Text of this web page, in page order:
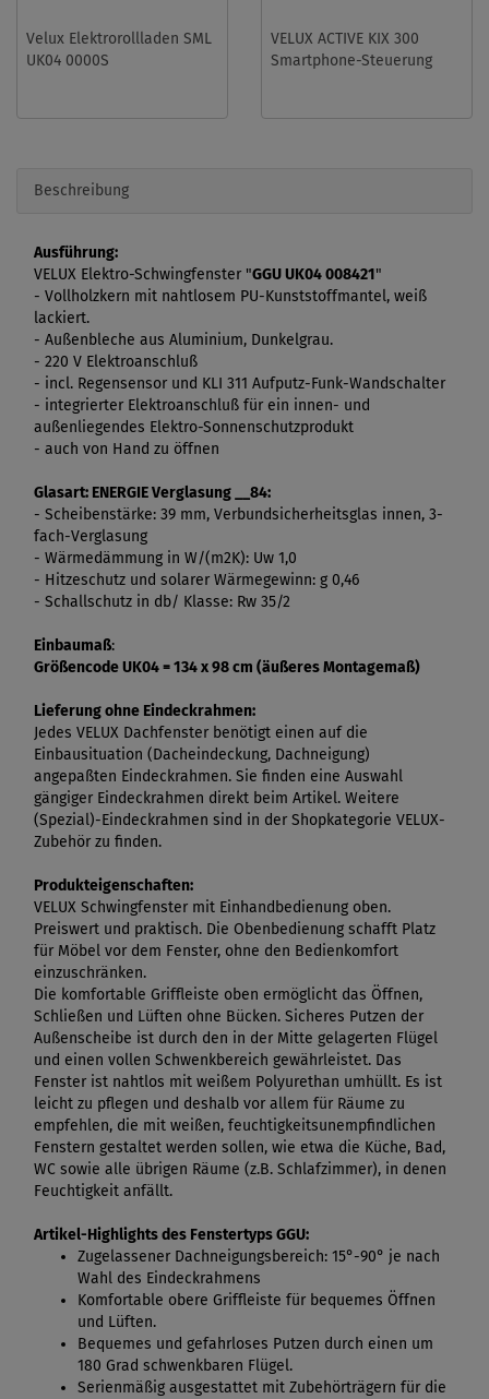
Velux Elektrorollladen SML
UK04 0000S
VELUX ACTIVE KIX 300
Smartphone-Steuerung
Beschreibung
Ausführung:
VELUX Elektro-Schwingfenster "GGU UK04 008421"
- Vollholzkern mit nahtlosem PU-Kunststoffmantel, weiß
lackiert.
- Außenbleche aus Aluminium, Dunkelgrau.
- 220 V Elektroanschluß
- incl. Regensensor und KLI 311 Aufputz-Funk-Wandschalter
- integrierter Elektroanschluß für ein innen- und
außenliegendes Elektro-Sonnenschutzprodukt
- auch von Hand zu öffnen
Glasart: ENERGIE Verglasung __84:
- Scheibenstärke: 39 mm, Verbundsicherheitsglas innen, 3-
fach-Verglasung
- Wärmedämmung in W/(m2K): Uw 1,0
- Hitzeschutz und solarer Wärmegewinn: g 0,46
- Schallschutz in db/ Klasse: Rw 35/2
Einbaumaß:
Größencode UK04 = 134 x 98 cm (äußeres Montagemaß)
Lieferung ohne Eindeckrahmen:
Jedes VELUX Dachfenster benötigt einen auf die
Einbausituation (Dacheindeckung, Dachneigung)
angepaßten Eindeckrahmen. Sie finden eine Auswahl
gängiger Eindeckrahmen direkt beim Artikel. Weitere
(Spezial)-Eindeckrahmen sind in der Shopkategorie VELUX-
Zubehör zu finden.
Produkteigenschaften:
VELUX Schwingfenster mit Einhandbedienung oben.
Preiswert und praktisch. Die Obenbedienung schafft Platz
für Möbel vor dem Fenster, ohne den Bedienkomfort
einzuschränken.
Die komfortable Griffleiste oben ermöglicht das Öffnen,
Schließen und Lüften ohne Bücken. Sicheres Putzen der
Außenscheibe ist durch den in der Mitte gelagerten Flügel
und einen vollen Schwenkbereich gewährleistet. Das
Fenster ist nahtlos mit weißem Polyurethan umhüllt. Es ist
leicht zu pflegen und deshalb vor allem für Räume zu
empfehlen, die mit weißen, feuchtigkeitsunempfindlichen
Fenstern gestaltet werden sollen, wie etwa die Küche, Bad,
WC sowie alle übrigen Räume (z.B. Schlafzimmer), in denen
Feuchtigkeit anfällt.
Artikel-Highlights des Fenstertyps GGU:
Zugelassener Dachneigungsbereich: 15°-90° je nach
Wahl des Eindeckrahmens
Komfortable obere Griffleiste für bequemes Öffnen
und Lüften.
Bequemes und gefahrloses Putzen durch einen um
180 Grad schwenkbaren Flügel.
Serienmäßig ausgestattet mit Zubehörträgern für die